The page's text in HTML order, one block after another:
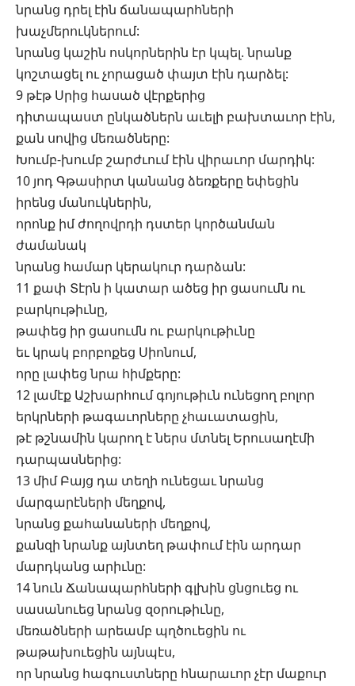
նրանց դրել էին ճանապարհների
խաչմերուկներում:
նրանց կաշին ոսկորներին էր կպել. նրանք
կոշտացել ու չորացած փայտ էին դարձել:
9 թէթ Սրից հասած վէրքերից
դիտապաստ ընկածներն աւելի բախտաւոր էին,
քան սովից մեռածները:
Խումբ-խումբ շարժւում էին վիրաւոր մարդիկ:
10 յոդ Գթասիրտ կանանց ձեռքերը եփեցին
իրենց մանուկներին,
որոնք իմ ժողովրդի դստեր կործանման
ժամանակ
նրանց համար կերակուր դարձան:
11 քափ Տէրն ի կատար ածեց իր ցասումն ու
բարկութիւնը,
թափեց իր ցասումն ու բարկութիւնը
եւ կրակ բորբոքեց Սիոնում,
որը լափեց նրա հիմքերը:
12 լամէք Աշխարհում գոյութիւն ունեցող բոլոր
երկրների թագաւորները չհաւատացին,
թէ թշնամին կարող է ներս մտնել Երուսաղէմի
դարպասներից:
13 միմ Բայց դա տեղի ունեցաւ նրանց
մարգարէների մեղքով,
նրանց քահանաների մեղքով,
քանզի նրանք այնտեղ թափում էին արդար
մարդկանց արիւնը:
14 նուն Ճանապարհների գլխին ցնցուեց ու
սասանուեց նրանց զօրութիւնը,
մեռածների արեամբ պղծուեցին ու
թաթախուեցին այնպէս,
որ նրանց հագուստները հնարաւոր չէր մաքուր